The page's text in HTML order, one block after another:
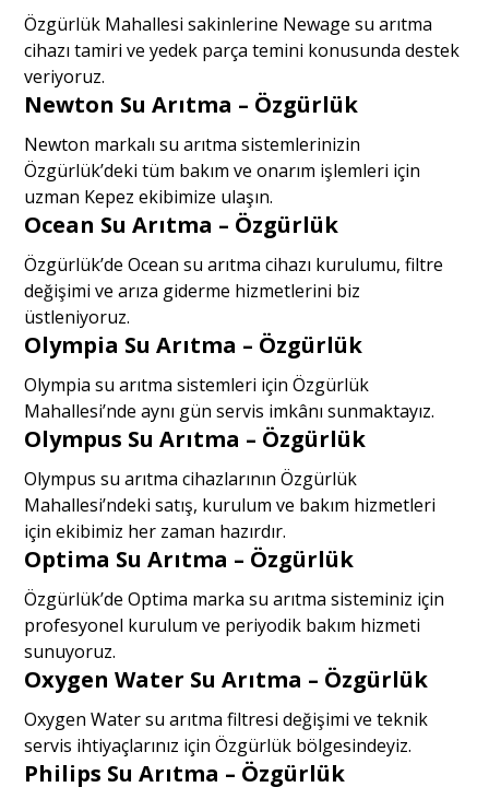
Özgürlük Mahallesi sakinlerine Newage su arıtma
cihazı tamiri ve yedek parça temini konusunda destek
veriyoruz.
Newton Su Arıtma – Özgürlük
Newton markalı su arıtma sistemlerinizin
Özgürlük’deki tüm bakım ve onarım işlemleri için
uzman Kepez ekibimize ulaşın.
Ocean Su Arıtma – Özgürlük
Özgürlük’de Ocean su arıtma cihazı kurulumu, filtre
değişimi ve arıza giderme hizmetlerini biz
üstleniyoruz.
Olympia Su Arıtma – Özgürlük
Olympia su arıtma sistemleri için Özgürlük
Mahallesi’nde aynı gün servis imkânı sunmaktayız.
Olympus Su Arıtma – Özgürlük
Olympus su arıtma cihazlarının Özgürlük
Mahallesi’ndeki satış, kurulum ve bakım hizmetleri
için ekibimiz her zaman hazırdır.
Optima Su Arıtma – Özgürlük
Özgürlük’de Optima marka su arıtma sisteminiz için
profesyonel kurulum ve periyodik bakım hizmeti
sunuyoruz.
Oxygen Water Su Arıtma – Özgürlük
Oxygen Water su arıtma filtresi değişimi ve teknik
servis ihtiyaçlarınız için Özgürlük bölgesindeyiz.
Philips Su Arıtma – Özgürlük